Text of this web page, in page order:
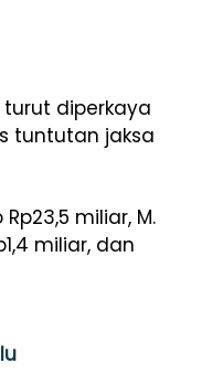
diperkaya
tuntutan jaksa
miliar, M.
miliar, dan